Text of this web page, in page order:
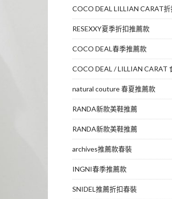
COCO DEAL LILLIAN CARAT
RESEXXY夏季折扣推薦款
COCO DEAL春季推薦款
COCO DEAL / LILLIAN CARAT
natural couture 春夏推薦款
RANDA新款美鞋推薦
RANDA新款美鞋推薦
archives推薦款春裝
INGNI春季推薦款
SNIDEL推薦折扣春裝